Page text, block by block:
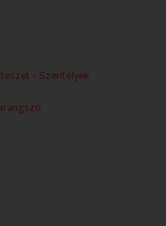
- Szentélyek